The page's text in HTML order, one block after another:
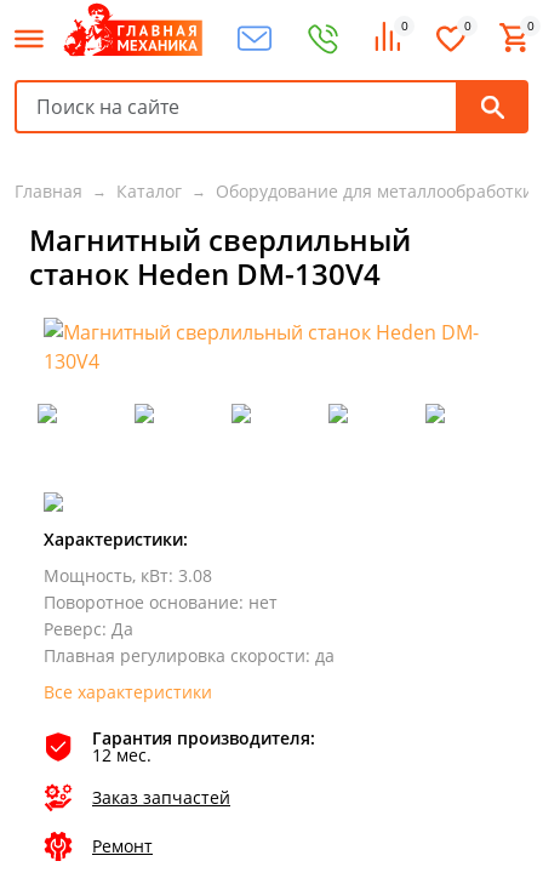
0 0 0
Главная Каталог Оборудование для металлообработки
Магнитный сверлильный
станок Heden DM-130V4
Характеристики:
Мощность, кВт: 3.08
Поворотное основание: нет
Реверс: Да
Плавная регулировка скорости: да
Все характеристики
Гарантия производителя:
12 мес.
Заказ запчастей
Ремонт